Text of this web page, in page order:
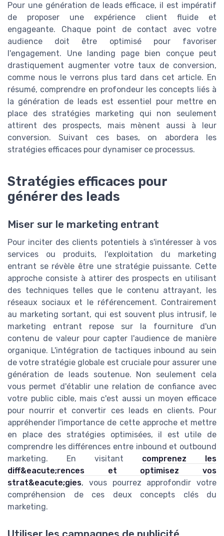
Pour une génération de leads efficace, il est impératif
de proposer une expérience client fluide et
engageante. Chaque point de contact avec votre
audience doit être optimisé pour favoriser
l'engagement. Une landing page bien conçue peut
drastiquement augmenter votre taux de conversion,
comme nous le verrons plus tard dans cet article. En
résumé, comprendre en profondeur les concepts liés à
la génération de leads est essentiel pour mettre en
place des stratégies marketing qui non seulement
attirent des prospects, mais mènent aussi à leur
conversion. Suivant ces bases, on abordera les
stratégies efficaces pour dynamiser ce processus.
Stratégies efficaces pour
générer des leads
Miser sur le marketing entrant
Pour inciter des clients potentiels à s'intéresser à vos
services ou produits, l'exploitation du marketing
entrant se révèle être une stratégie puissante. Cette
approche consiste à attirer des prospects en utilisant
des techniques telles que le contenu attrayant, les
réseaux sociaux et le référencement. Contrairement
au marketing sortant, qui est souvent plus intrusif, le
marketing entrant repose sur la fourniture d'un
contenu de valeur pour capter l'audience de manière
organique. L'intégration de tactiques inbound au sein
de votre stratégie globale est cruciale pour assurer une
génération de leads soutenue. Non seulement cela
vous permet d'établir une relation de confiance avec
votre public cible, mais c'est aussi un moyen efficace
pour nourrir et convertir ces leads en clients. Pour
appréhender l'importance de cette approche et mettre
en place des stratégies optimisées, il est utile de
comprendre les différences entre inbound et outbound
marketing. En visitant comprenez les
diff&eacute;rences et optimisez vos
strat&eacute;gies, vous pourrez approfondir votre
compréhension de ces deux concepts clés du
marketing.